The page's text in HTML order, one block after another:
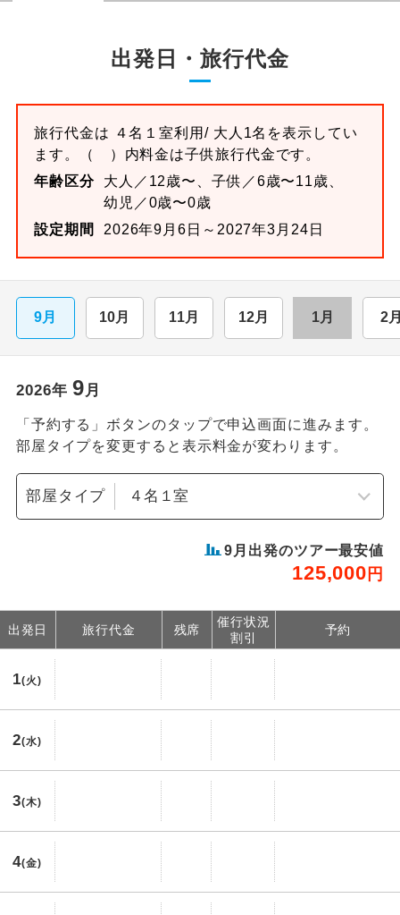
出発日・旅行代金
旅行代金は ４名１室利用/ 大人1名を表示してい
ます。
（ ）内料金は子供旅行代金です。
年齢区分
大人／12歳〜、子供／6歳〜11歳、
幼児／0歳〜0歳
設定期間
2026年9月6日～2027年3月24日
9月 10月 11月 12月 1月 2
2026年 9月
「予約する」ボタンのタップで申込画面に進みます。
部屋タイプを変更すると表示料金が変わります。
部屋タイプ
9 月出発のツアー最安値
125,000 円
出発日 旅行代金 残席
催行状況
割引
予約
1(火)
2(水)
3(木)
4(金)